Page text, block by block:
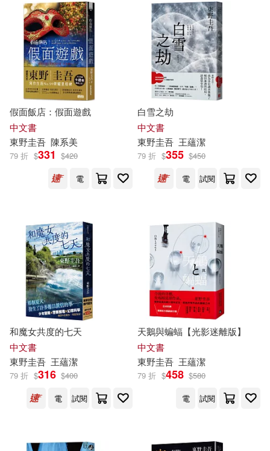
假面飯店：假面遊戲
中文書
東野圭吾 陳系美
79 折 $331 $420
電
白雪之劫
中文書
東野圭吾 王蘊潔
79 折 $355 $450
電
試閱
和魔女共度的七天
中文書
東野圭吾 王蘊潔
79 折 $316 $400
電
試閱
天鵝與蝙蝠【光影迷離版】
中文書
東野圭吾 王蘊潔
79 折 $458 $580
電
試閱